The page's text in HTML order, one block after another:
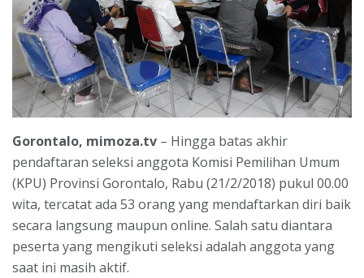
Gorontalo, mimoza.tv – Hingga batas akhir
pendaftaran seleksi anggota Komisi Pemilihan Umum
(KPU) Provinsi Gorontalo, Rabu (21/2/2018) pukul 00.00
wita, tercatat ada 53 orang yang mendaftarkan diri baik
secara langsung maupun online. Salah satu diantara
peserta yang mengikuti seleksi adalah anggota yang
saat ini masih aktif.